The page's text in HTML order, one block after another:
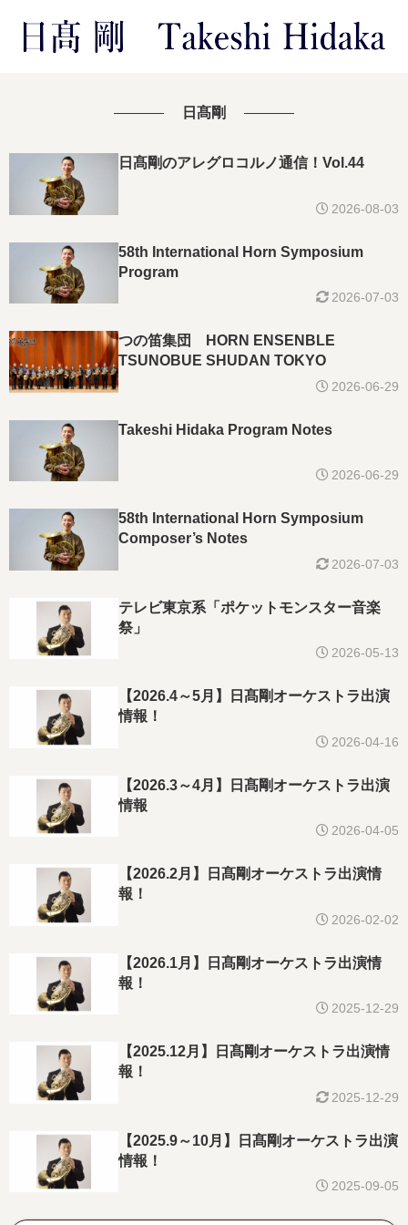
日髙剛
日髙剛のアレグロコルノ通信！Vol.44
2026-08-03
58th International Horn Symposium
Program
2026-07-03
つの笛集団 HORN ENSENBLE
TSUNOBUE SHUDAN TOKYO
2026-06-29
Takeshi Hidaka Program Notes
2026-06-29
58th International Horn Symposium
Composer’s Notes
2026-07-03
テレビ東京系「ポケットモンスター音楽
祭」
2026-05-13
【2026.4～5月】日髙剛オーケストラ出演
情報！
2026-04-16
【2026.3～4月】日髙剛オーケストラ出演
情報
2026-04-05
【2026.2月】日髙剛オーケストラ出演情
報！
2026-02-02
【2026.1月】日髙剛オーケストラ出演情
報！
2025-12-29
【2025.12月】日髙剛オーケストラ出演情
報！
2025-12-29
【2025.9～10月】日髙剛オーケストラ出演
情報！
2025-09-05